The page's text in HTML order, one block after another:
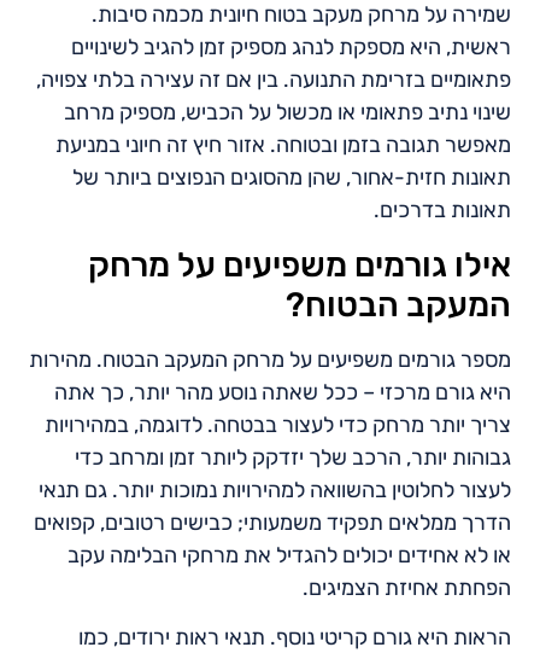
שמירה על מרחק מעקב בטוח חיונית מכמה סיבות.
ראשית, היא מספקת לנהג מספיק זמן להגיב לשינויים
פתאומיים בזרימת התנועה. בין אם זה עצירה בלתי צפויה,
שינוי נתיב פתאומי או מכשול על הכביש, מספיק מרחב
מאפשר תגובה בזמן ובטוחה. אזור חיץ זה חיוני במניעת
תאונות חזית-אחור, שהן מהסוגים הנפוצים ביותר של
תאונות בדרכים.
אילו גורמים משפיעים על מרחק
המעקב הבטוח?
מספר גורמים משפיעים על מרחק המעקב הבטוח. מהירות
היא גורם מרכזי – ככל שאתה נוסע מהר יותר, כך אתה
צריך יותר מרחק כדי לעצור בבטחה. לדוגמה, במהירויות
גבוהות יותר, הרכב שלך יזדקק ליותר זמן ומרחב כדי
לעצור לחלוטין בהשוואה למהירויות נמוכות יותר. גם תנאי
הדרך ממלאים תפקיד משמעותי; כבישים רטובים, קפואים
או לא אחידים יכולים להגדיל את מרחקי הבלימה עקב
הפחתת אחיזת הצמיגים.
הראות היא גורם קריטי נוסף. תנאי ראות ירודים, כמו